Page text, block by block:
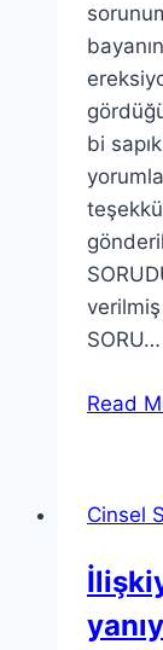
bi
SORU…
Read
Cinsel